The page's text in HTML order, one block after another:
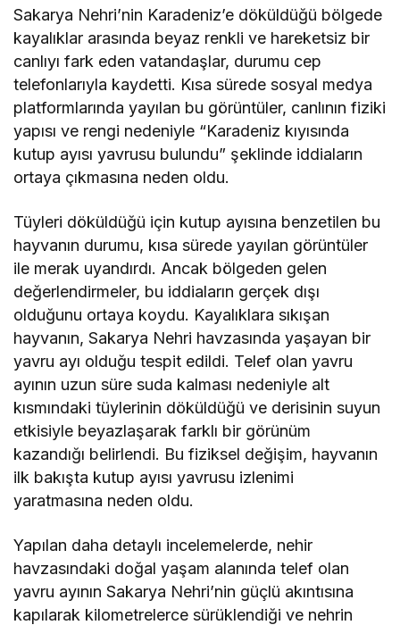
Sakarya Nehri’nin Karadeniz’e döküldüğü bölgede
kayalıklar arasında beyaz renkli ve hareketsiz bir
canlıyı fark eden vatandaşlar, durumu cep
telefonlarıyla kaydetti. Kısa sürede sosyal medya
platformlarında yayılan bu görüntüler, canlının fiziki
yapısı ve rengi nedeniyle “Karadeniz kıyısında
kutup ayısı yavrusu bulundu” şeklinde iddiaların
ortaya çıkmasına neden oldu.
Tüyleri döküldüğü için kutup ayısına benzetilen bu
hayvanın durumu, kısa sürede yayılan görüntüler
ile merak uyandırdı. Ancak bölgeden gelen
değerlendirmeler, bu iddiaların gerçek dışı
olduğunu ortaya koydu. Kayalıklara sıkışan
hayvanın, Sakarya Nehri havzasında yaşayan bir
yavru ayı olduğu tespit edildi. Telef olan yavru
ayının uzun süre suda kalması nedeniyle alt
kısmındaki tüylerinin döküldüğü ve derisinin suyun
etkisiyle beyazlaşarak farklı bir görünüm
kazandığı belirlendi. Bu fiziksel değişim, hayvanın
ilk bakışta kutup ayısı yavrusu izlenimi
yaratmasına neden oldu.
Yapılan daha detaylı incelemelerde, nehir
havzasındaki doğal yaşam alanında telef olan
yavru ayının Sakarya Nehri’nin güçlü akıntısına
kapılarak kilometrelerce sürüklendiği ve nehrin